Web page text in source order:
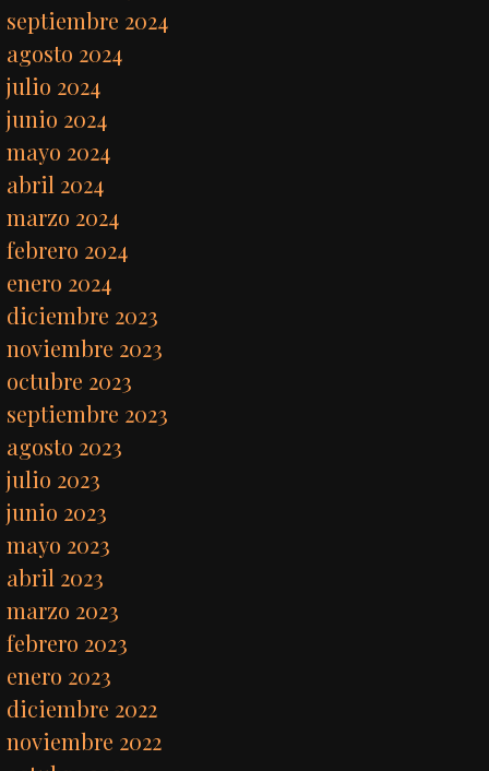
septiembre 2024
agosto 2024
julio 2024
junio 2024
mayo 2024
abril 2024
marzo 2024
febrero 2024
enero 2024
diciembre 2023
noviembre 2023
octubre 2023
septiembre 2023
agosto 2023
julio 2023
junio 2023
mayo 2023
abril 2023
marzo 2023
febrero 2023
enero 2023
diciembre 2022
noviembre 2022